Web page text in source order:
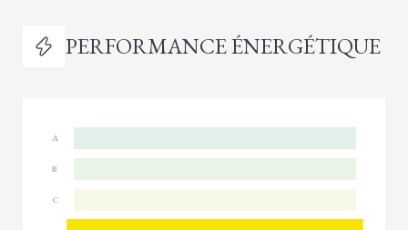
PERFORMANCE ÉNERGÉTIQUE
A
B
C